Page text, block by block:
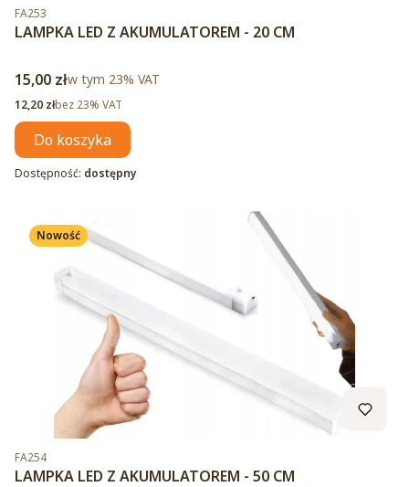
Kod produktu
FA253
LAMPKA LED Z AKUMULATOREM - 20 CM
Cena brutto
15,00 złw tym %s VAT
w tym 23% VAT
Cena netto
12,20 złbez 23% VAT
Do koszyka
Dostępność: dostępny
Nowość
Kod produktu
FA254
LAMPKA LED Z AKUMULATOREM - 50 CM